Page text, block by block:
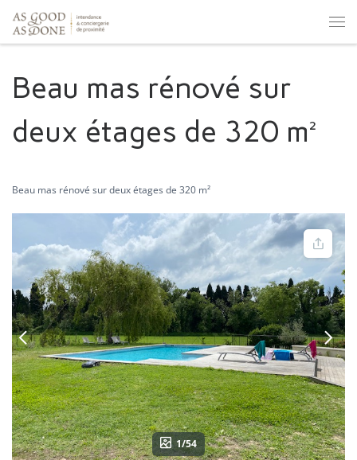
Skip to content
Beau mas rénové sur
deux étages de 320 m²
Beau mas rénové sur deux étages de 320 m²
1/54